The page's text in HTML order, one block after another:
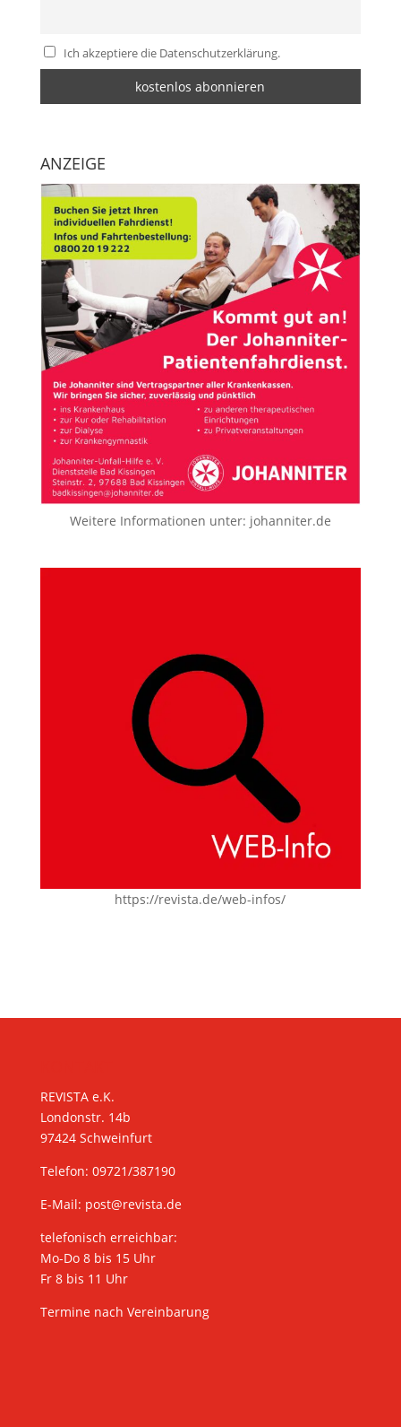
Ich akzeptiere die Datenschutzerklärung.
ANZEIGE
Weitere Informationen unter: johanniter.de
https://revista.de/web-infos/
REVISTA e.K.
Londonstr. 14b
97424 Schweinfurt
Telefon: 09721/387190
E-Mail: post@revista.de
telefonisch erreichbar:
Mo-Do 8 bis 15 Uhr
Fr 8 bis 11 Uhr
Termine nach Vereinbarung